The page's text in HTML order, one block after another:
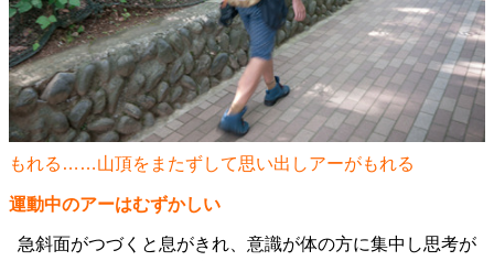
もれる……山頂をまたずして思い出しアーがもれる
運動中のアーはむずかしい
急斜面がつづくと息がきれ、意識が体の方に集中し思考が